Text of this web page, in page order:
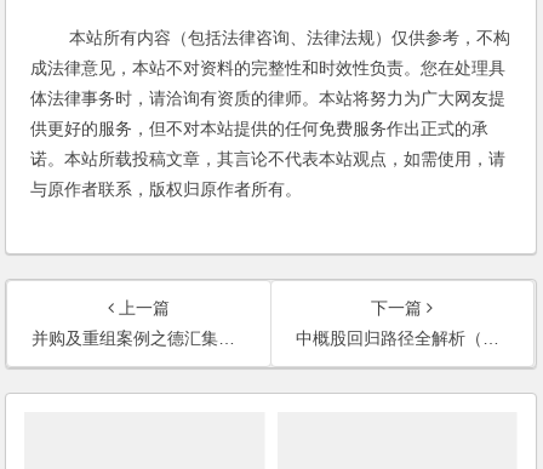
本站所有内容（包括法律咨询、法律法规）仅供参考，不构
成法律意见，本站不对资料的完整性和时效性负责。您在处理具
体法律事务时，请洽询有资质的律师。本站将努力为广大网友提
供更好的服务，但不对本站提供的任何免费服务作出正式的承
诺。本站所载投稿文章，其言论不代表本站观点，如需使用，请
与原作者联系，版权归原作者所有。
上一篇
并购及重组案例之德汇集团并购、增资并重组凯兰达实业及凯鑫森功能性薄膜产业公司项目
下一篇
中概股回归路径全解析（上篇）——“私有化+拆除VIE+A股借壳”